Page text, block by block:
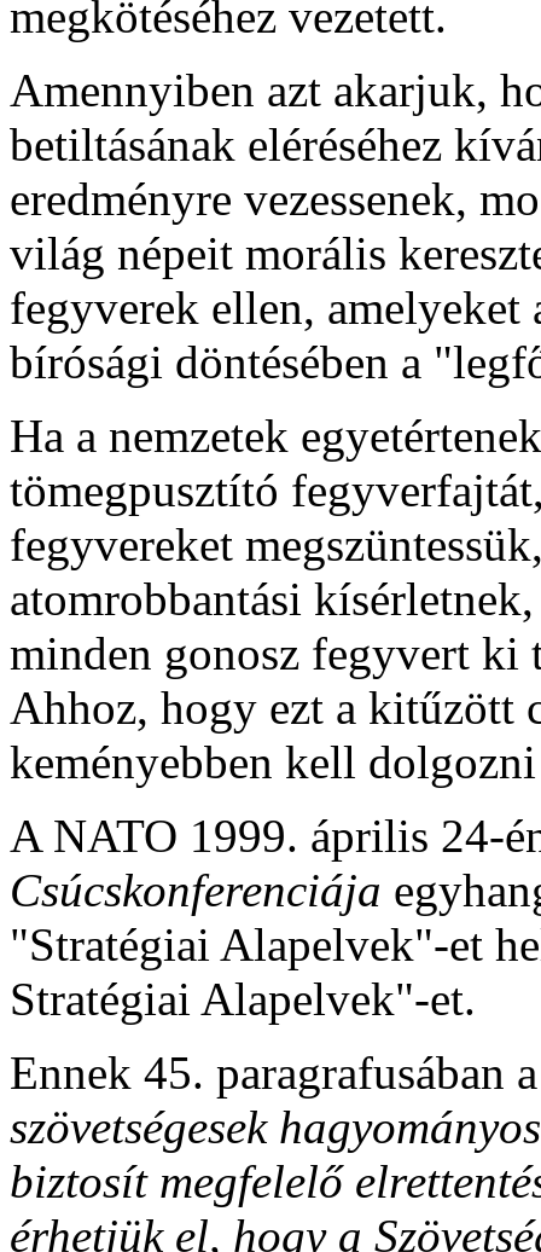
megkötéséhez vezetett.
Amennyiben azt akarjuk,
betiltásának eléréséhez
eredményre vezessenek,
világ népeit morális
fegyverek ellen,
bírósági döntésében a
Ha a nemzetek
tömegpusztító
fegyvereket
atomrobbantási
minden gonosz fegyvert
Ahhoz, hogy ezt a kitűzött
keményebben kell
A NATO 1999. április 24-
Csúcskonferenciája
"Stratégiai Alapelvek"-et
Stratégiai Alapelvek"-et.
Ennek 45. paragrafusában
szövetségesek
biztosít megfelelő
érhetjük el, hogy a